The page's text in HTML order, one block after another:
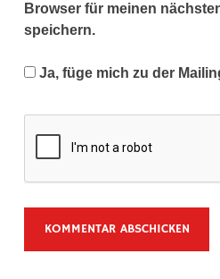
Browser für meinen
speichern.
Ja, füge mich zu der